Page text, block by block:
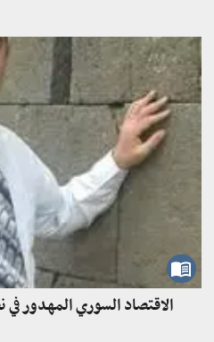
الاقتصاد السوري المهدور في نصف